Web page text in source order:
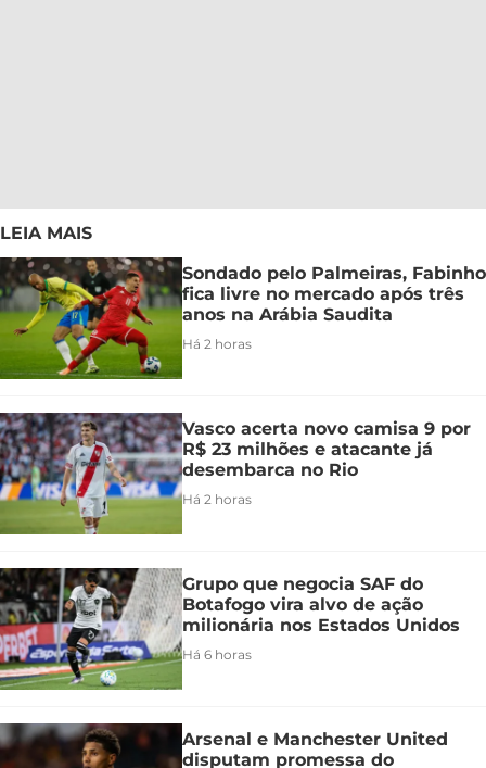
LEIA MAIS
Sondado pelo Palmeiras, Fabinho
fica livre no mercado após três
anos na Arábia Saudita
Há 2 horas
Vasco acerta novo camisa 9 por
R$ 23 milhões e atacante já
desembarca no Rio
Há 2 horas
Grupo que negocia SAF do
Botafogo vira alvo de ação
milionária nos Estados Unidos
Há 6 horas
Arsenal e Manchester United
disputam promessa do